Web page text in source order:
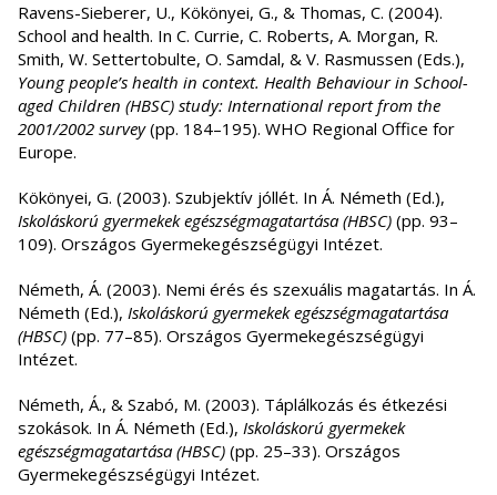
Ravens-Sieberer, U., Kökönyei, G., & Thomas, C. (2004).
School and health. In C. Currie, C. Roberts, A. Morgan, R.
Smith, W. Settertobulte, O. Samdal, & V. Rasmussen (Eds.),
Young people’s health in context. Health Behaviour in School-
aged Children (HBSC) study: International report from the
2001/2002 survey(pp. 184–195). WHO Regional Office for
Europe.
Kökönyei, G. (2003). Szubjektív jóllét. In Á. Németh (Ed.),
Iskoláskorú gyermekek egészségmagatartása (HBSC) (pp. 93–
109). Országos Gyermekegészségügyi Intézet.
Németh, Á. (2003). Nemi érés és szexuális magatartás. In Á.
Németh (Ed.), Iskoláskorú gyermekek egészségmagatartása
(HBSC) (pp. 77–85). Országos Gyermekegészségügyi
Intézet.
Németh, Á., & Szabó, M. (2003). Táplálkozás és étkezési
szokások. In Á. Németh (Ed.), Iskoláskorú gyermekek
egészségmagatartása (HBSC) (pp. 25–33). Országos
Gyermekegészségügyi Intézet.